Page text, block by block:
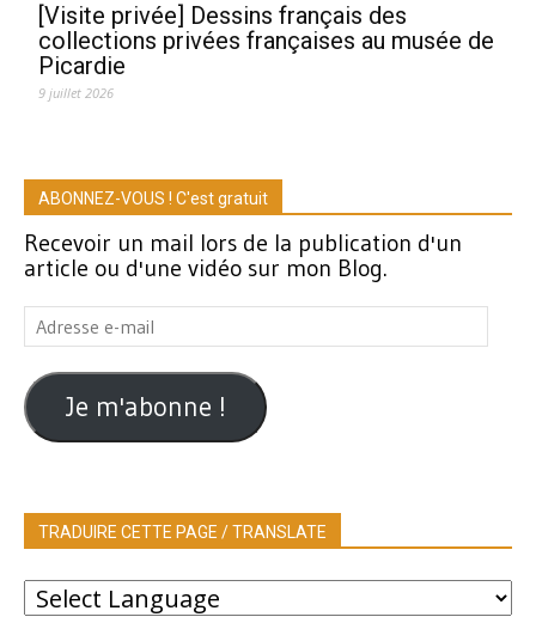
[Visite privée] Dessins français des
collections privées françaises au musée de
Picardie
9 juillet 2026
ABONNEZ-VOUS ! C'est gratuit
Recevoir un mail lors de la publication d'un
article ou d'une vidéo sur mon Blog.
Adresse
e-
mail
Je m'abonne !
TRADUIRE CETTE PAGE / TRANSLATE